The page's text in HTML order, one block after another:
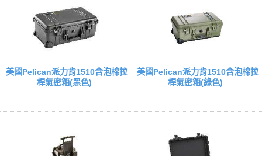
美國Pelican派力肯1510含泡棉拉
桿氣密箱(黑色)
美國Pelican派力肯1510含泡棉拉
桿氣密箱(綠色)